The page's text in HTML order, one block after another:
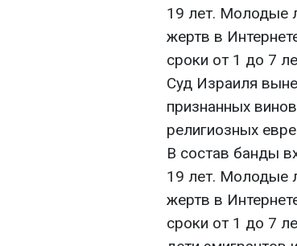
19 лет. Молодые
жертв в
сроки от 1 до 7
Cуд Израиля
признанных
религиозных
В состав банды
19 лет. Молодые
жертв в
сроки от 1 до 7